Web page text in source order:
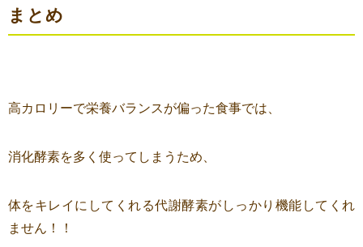
まとめ
高カロリーで栄養バランスが偏った食事では、
消化酵素を多く使ってしまうため、
体をキレイにしてくれる代謝酵素がしっかり機能してくれ
ません！！